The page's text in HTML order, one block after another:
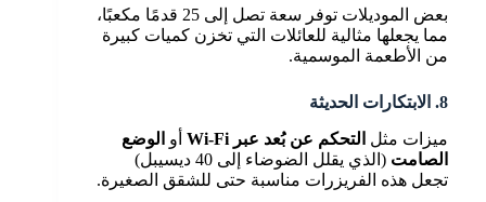
بعض الموديلات توفر سعة تصل إلى 25 قدمًا مكعبًا،
مما يجعلها مثالية للعائلات التي تخزن كميات كبيرة
من الأطعمة الموسمية.
8. الابتكارات الحديثة
ميزات مثل التحكم عن بُعد عبر Wi-Fi أو الوضع
الصامت
(الذي يقلل الضوضاء إلى 40 ديسيبل)
تجعل هذه الفريزرات مناسبة حتى للشقق الصغيرة.